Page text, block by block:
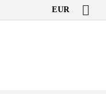
EUR